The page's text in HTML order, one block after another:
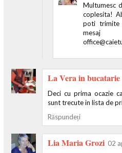
Multumesc
coplesita!
poti trimite
La Vera in bucatarie
Deci cu prima ocazie
sunt trecute in lista de
Răspundeți
Lia Maria Grozi 02